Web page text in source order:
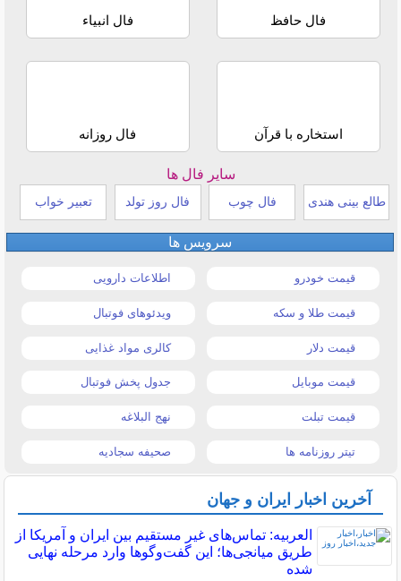
فال حافظ فال انبیاء
استخاره با قرآن فال روزانه
سایر فال ها
طالع بینی هندی فال چوب فال روز تولد تعبیر خواب
سرویس ها
قیمت خودرو اطلاعات دارویی
قیمت طلا و سکه ویدئوهای فوتبال
قیمت دلار کالری مواد غذایی
قیمت موبایل جدول پخش فوتبال
قیمت تبلت نهج البلاغه
تیتر روزنامه ها صحیفه سجادیه
آخرین اخبار ایران و جهان
العربیه: تماس‌های غیر مستقیم بین ایران و آمریکا از
طریق میانجی‌ها؛ این گفت‌و‌گو‌ها وارد مرحله نهایی
شده